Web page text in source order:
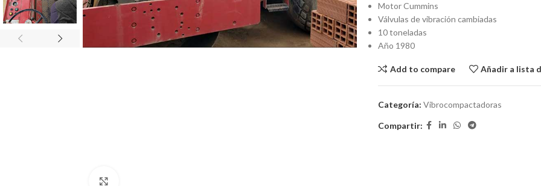
Motor Cummins
Válvulas de vibración cambiadas
10 toneladas
Año 1980
Add to compare Añadir a lista
Categoría: Vibrocompactadoras
Compartir: